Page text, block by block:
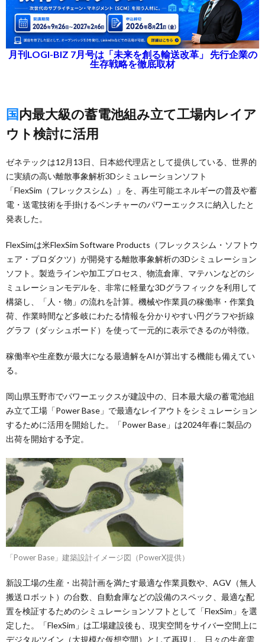
月刊LOGI-BIZ 7月号は「未来を創る輸送改革」 先行企業の
生存戦略を徹底取材
国内最大級の蓄電池組み立て工場内レイア
ウト検討に活用
ゼネテックは12月13日、日本総代理店として提供している、世界的
に実績の高い離散事象解析3Dシミュレーションソフト
「FlexSim（フレックスシム）」を、再生可能エネルギーの普及や蓄
電・送電技術を手掛けるベンチャーのパワーエックスに納入したと
発表した。
FlexSimは米FlexSim Software Products（フレックスシム・ソフトウ
ェア・プロダクツ）が開発する離散事象解析の3Dシミュレーション
ソフト。製造ラインや加工プロセス、物流倉庫、マテハンなどのシ
ミュレーションモデルを、非常に軽量な3Dグラフィックを利用して
構築し、「人・物」の流れを計算。機械や作業員の稼働率・作業負
荷、作業時間など多岐にわたる情報を分かりやすい円グラフや折線
グラフ（ダッシュボード）を使って一元的に表示できるのが特徴。
稼働率や生産数が最大になる最適解をAIが算出する機能も備えてい
る。
岡山県玉野市でパワーエックスが建設中の、日本最大級の蓄電池組
み立て工場「Power Base」で最適なレイアウトをシミュレーション
するために活用を開始した。「Power Base」は2024年春に製品の
出荷を開始する予定。
「Power Base」建築設計イメージ図（PowerX提供）
新設工場の生産・出荷計画を満たす最適な作業員数や、AGV（無人
搬送ロボット）の台数、自動倉庫などの設備のスペック、最適な配
置を検証するためのシミュレーションソフトとして「FlexSim」を選
定した。「FlexSim」は工場建設後も、現実空間をサイバー空間上に
デジタルツイン（大規模な仮想空間）として再現し、日々の生産需